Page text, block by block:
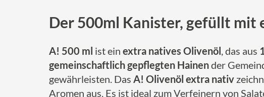
Der 500ml Kanister, gefüllt
A! 500 ml ist ein extra natives Olivenöl, das aus
gemeinschaftlich gepflegten Hainender
gewährleisten. Das A! Olivenöl extra nativ
Aromen aus. Es ist ideal zum Verfeinern von